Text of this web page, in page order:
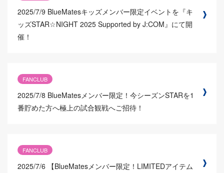
2025/7/9 BlueMatesキッズメンバー限定イベントを『キ
ッズSTAR☆NIGHT 2025 Supported by J:COM』にて開
催！
FANCLUB
2025/7/8 BlueMatesメンバー限定！今シーズンSTARを1
番貯めた方へ極上の試合観戦へご招待！
FANCLUB
2025/7/6
【BlueMatesメンバー限定！LIMITEDアイテム